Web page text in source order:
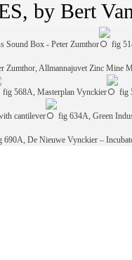
, by Bert
Sound Box - Peter Zumthor fig
Allmannajuvet Zinc Mine
fig 568A, Masterplan Vynckier fig
cantilever fig 634A, Green
690A, De Nieuwe Vynckier –